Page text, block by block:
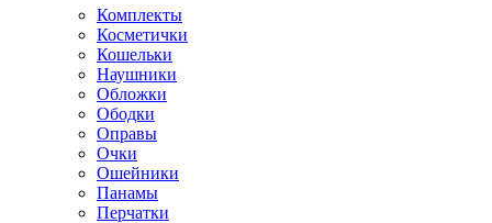
Комплекты
Косметички
Кошельки
Наушники
Обложки
Ободки
Оправы
Очки
Ошейники
Панамы
Перчатки